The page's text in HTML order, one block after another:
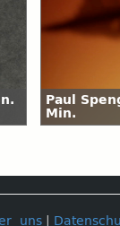
Paul
Min.
uns